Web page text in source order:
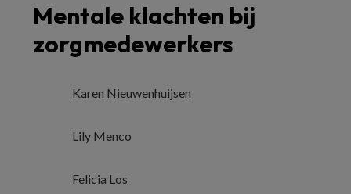
Mentale klachten bij
zorgmedewerkers
Karen Nieuwenhuijsen
Lily Menco
Felicia Los